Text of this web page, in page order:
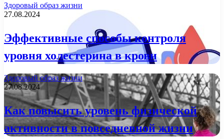
Здоровый образ жизни
27.08.2024
Эффективные способы контроля
уровня холестерина в крови
Здоровый образ жизни
27.08.2024
Как повысить уровень физической
активности в повседневной жизни